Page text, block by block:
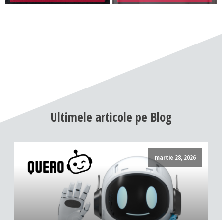
Ultimele articole pe Blog
martie 28, 2026